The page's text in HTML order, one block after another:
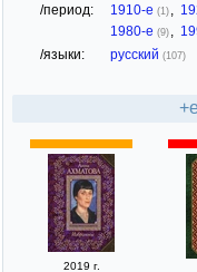
/период: 1910-е (1)
1980-е (9)
/языки: русский (107)
2019 г.